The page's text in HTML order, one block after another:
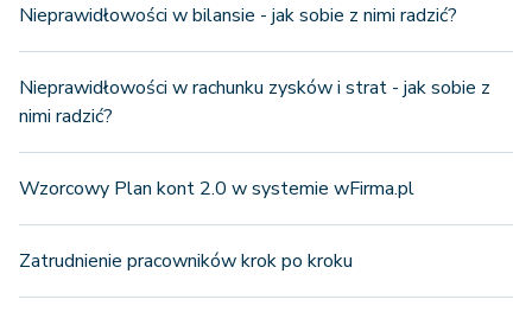
Nieprawidłowości w bilansie - jak sobie z nimi radzić?
Nieprawidłowości w rachunku zysków i strat - jak sobie z
nimi radzić?
Wzorcowy Plan kont 2.0 w systemie wFirma.pl
Zatrudnienie pracowników krok po kroku